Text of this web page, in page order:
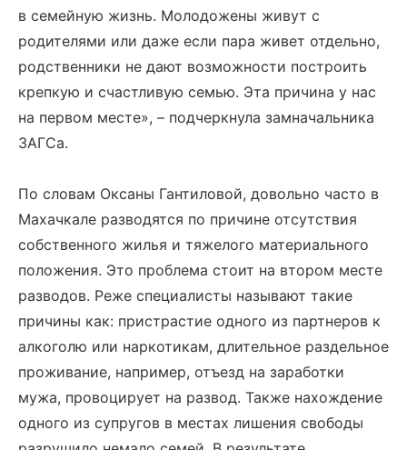
в семейную жизнь. Молодожены живут с
родителями или даже если пара живет отдельно,
родственники не дают возможности построить
крепкую и счастливую семью. Эта причина у нас
на первом месте», – подчеркнула замначальника
ЗАГСа.
По словам Оксаны Гантиловой, довольно часто в
Махачкале разводятся по причине отсутствия
собственного жилья и тяжелого материального
положения. Это проблема стоит на втором месте
разводов. Реже специалисты называют такие
причины как: пристрастие одного из партнеров к
алкоголю или наркотикам, длительное раздельное
проживание, например, отъезд на заработки
мужа, провоцирует на развод. Также нахождение
одного из супругов в местах лишения свободы